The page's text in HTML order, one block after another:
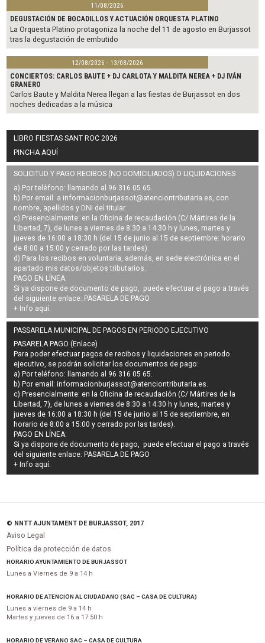
11/08/2026
DEGUSTACIÓN DE BOCADILLOS Y ACTUACIÓN ORQUESTA PLATINO
La Orquesta Platino protagoniza la noche del 11 de agosto en Burjassot
tras la degustación de embutido
12/08/2026 - 13/08/2026
CONCIERTOS: CARLOS BAUTE + DJ CARLOTA Y MALDITA NEREA + DJ IVÁN
GRANERO
Carlos Baute y Maldita Nerea llegan a las fiestas de Burjassot en dos
noches dedicadas a la música
LIBRO FIESTAS SANT ROC 2026
PINCHA AQUÍ
SOLICITUD Y PAGO RECIBOS (NO DOMICILIADOS) O LIQUIDACIONES
a) Por teléfono: llamando al 96 316 05 65.
b) Por email: a informacionburjassot@atenciontributaria.es, con
nombre, apellidos y DNI del titular.
c) Presencialmente: en la Oficina de recaudación (C/ Mártires de la
Libertad, 7), de lunes a viernes de 8:30 a 14:30 h y lunes, martes y
jueves de 16:00 a 18:30 h (del 15 de junio al 15 de septiembre: horario
de 8:00 a 15:00 y cerrado por las tardes).
d) Para los recibos en voluntaria, además, en sede electrónica en el
apartado mis datos/objetos tributarios.
PAGO EN LÍNEA:
Si ya dispone de documento de pago, puede efectuar el pago a través
del siguiente enlace: PASARELA DE PAGO
+ Info aquí.
PASSARELA MUNICIPAL DE PAGOS EN PERIODO EJECUTIVO
PASARELA PAGO (Enlace)
Para poder efectuar pagos derecibos y liquidaciones en periodo
ejecutivo, se podrán solicitar los documentos de pago:
a) Por teléfono: llamando al 96 316 05 65.
b) Por email:informacionburjassot@atenciontributaria.es.
c) Presencialmente: en la Oficina de recaudación (C/ Mártires de la
Libertad, 7), de lunes a viernes de 8:30 a 14:30 h y lunes, martes y
jueves de 16:00 a 18:30 h (del 15 de junio al 15 de septiembre, en
horario de 8:00 a 15:00 y cerrado por las tardes).
PAGO EN LÍNEA:
Si ya dispone de documento de pago, puede efectuar el pago a través
del siguiente enlace: PASARELA DE PAGO
+ Info aquí.
© NNTT AJUNTAMENT DE BURJASSOT, 2017
Aviso Legal
Política de protección de datos
HORARIO AYUNTAMIENTO DE BURJASSOT
Lunes a Viernes de 9 a 14 h
HORARIO DE ATENCIÓN AL CIUDADANO (SAC – CASA DE CULTURA)
Lunes a viernes de 9 a 14 h
Martes y jueves de 16 a 17:50 h
HORARIO DE VERANO SAC – CASA DE CULTURA